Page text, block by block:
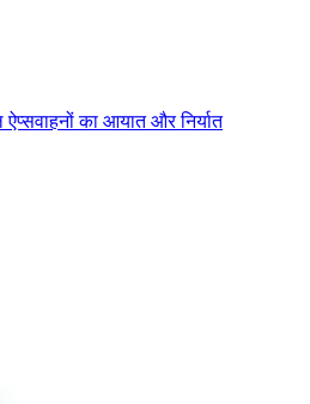
ऐप्सवाहनों का आयात और निर्यात